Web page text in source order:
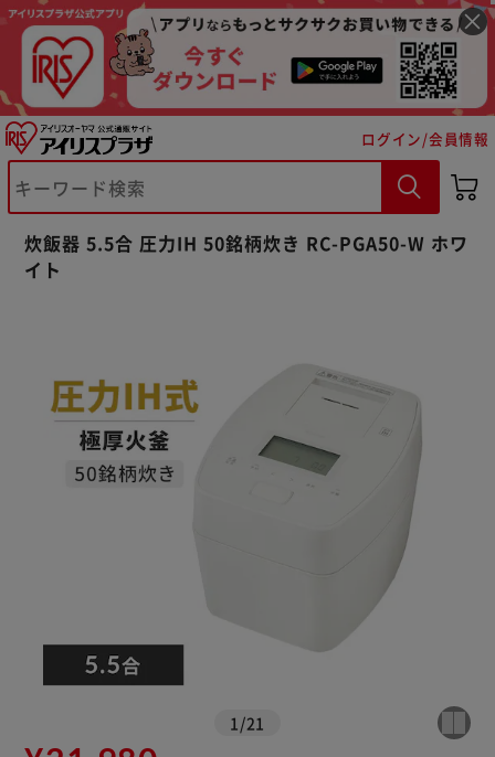
ログイン/会員情報
炊飯器 5.5合 圧力IH 50銘柄炊き RC-PGA50-W ホワ
イト
1 /21